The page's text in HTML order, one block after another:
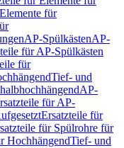
für
AP-SpülkästenAP-
für AP-Spülkästen
für
Tief- und
AP-
für AP-
Ersatzteile für
für Spülrohre für
HochhängendTief- und